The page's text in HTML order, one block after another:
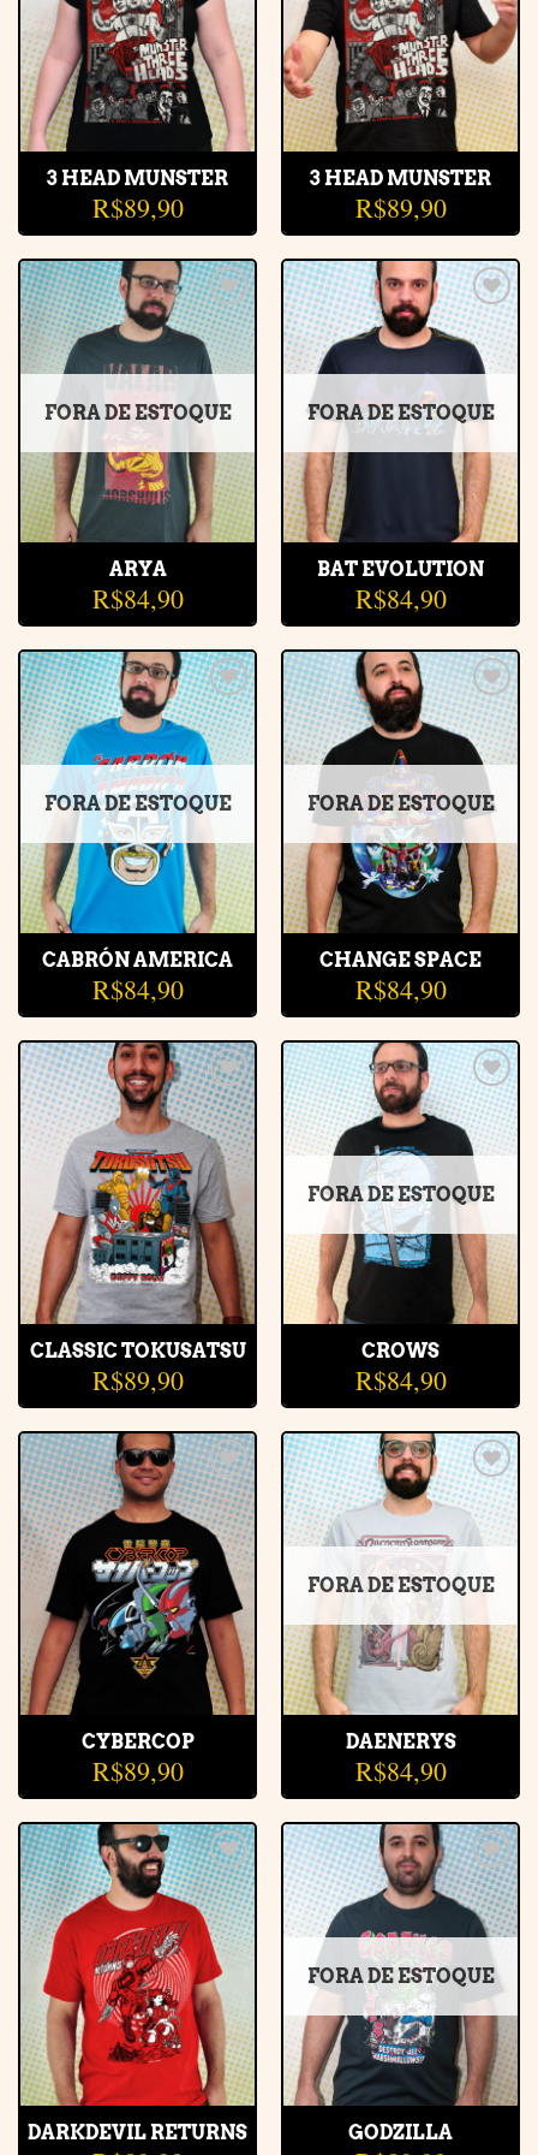
3 HEAD MUNSTER
R$89,90
3 HEAD MUNSTER
R$89,90
Adicionar
à lista de
desejos
FORA DE ESTOQUE
ARYA
R$84,90
Adicionar
à lista de
FORA DE ESTOQUE
BAT EVOLUTION
R$84,90
Adicionar
à lista de
desejos
FORA DE ESTOQUE
CABRÓN AMERICA
R$84,90
Adicionar
à lista de
FORA DE ESTOQUE
CHANGE SPACE
R$84,90
Adicionar
à lista de
desejos
CLASSIC TOKUSATSU
R$89,90
Adicionar
à lista de
desejos
FORA DE ESTOQUE
CROWS
R$84,90
Adicionar
à lista de
desejos
CYBERCOP
R$89,90
Adicionar
à lista de
desejos
FORA DE ESTOQUE
DAENERYS
R$84,90
Adicionar
à lista de
desejos
DARKDEVIL RETURNS
Adicionar
à lista de
desejos
FORA DE ESTOQUE
GODZILLA